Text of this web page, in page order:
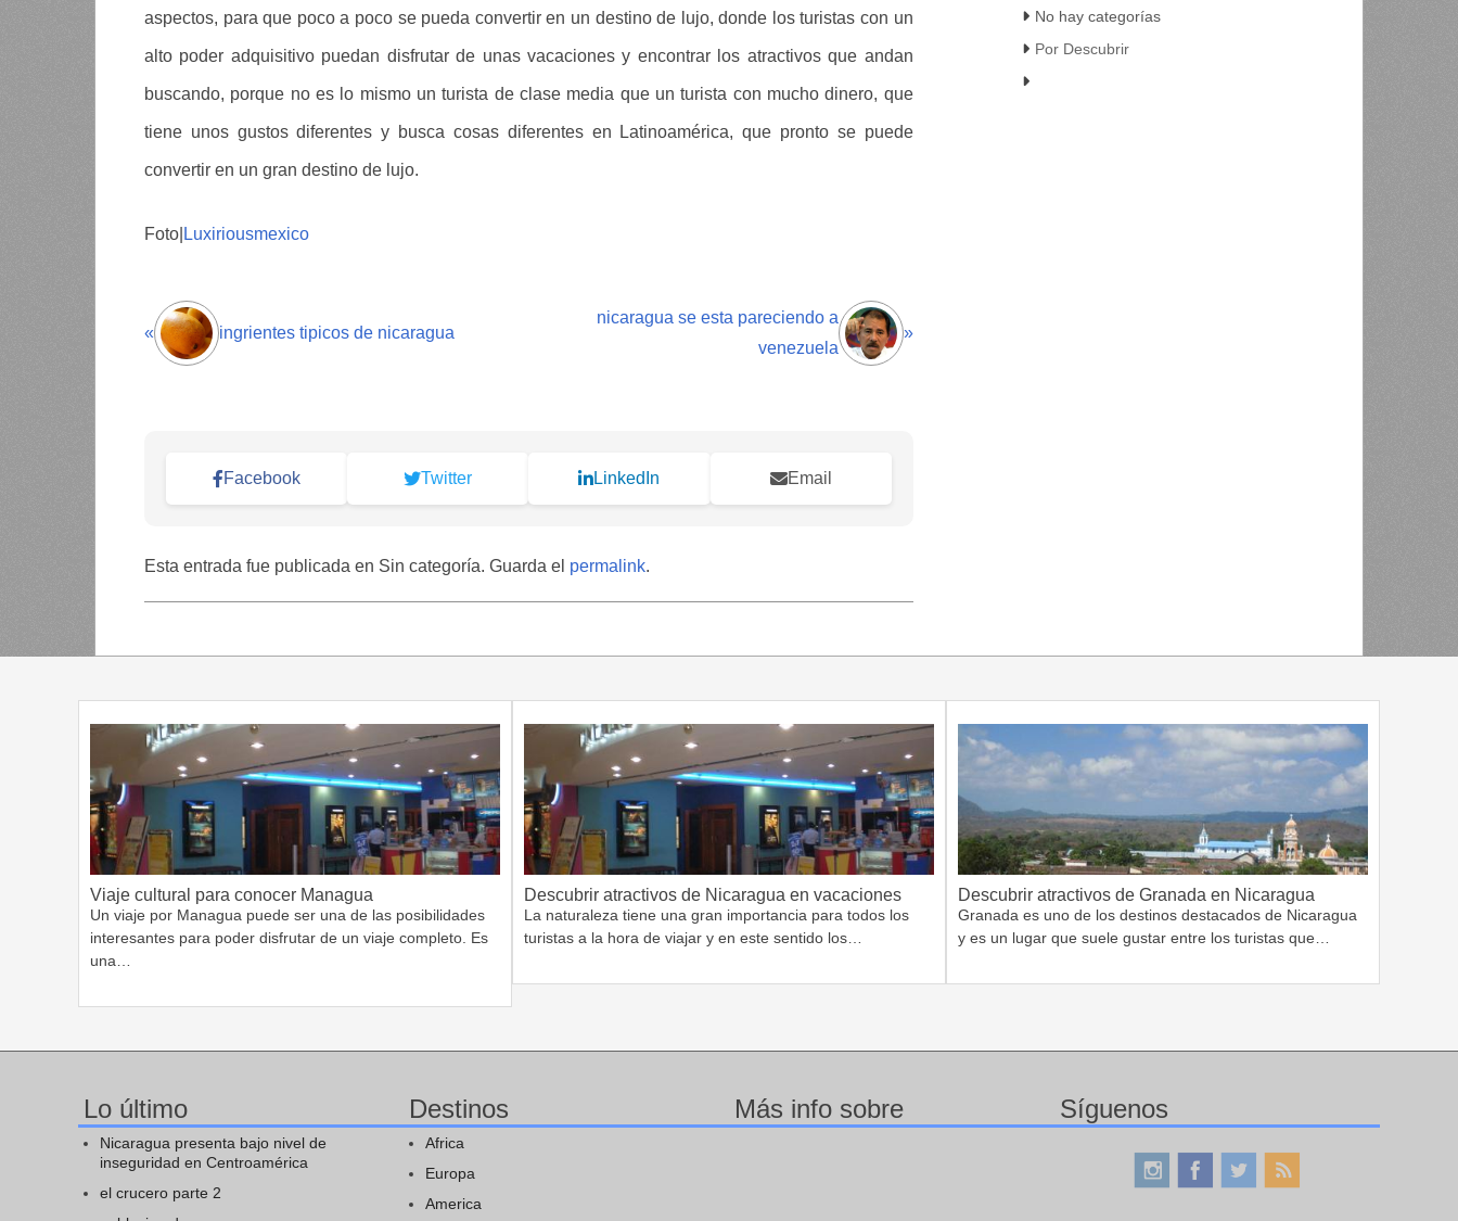
aspectos, para que poco a poco se pueda convertir en un destino de lujo, donde los turistas con un
alto poder adquisitivo puedan disfrutar de unas vacaciones y encontrar los atractivos que andan
buscando, porque no es lo mismo un turista de clase media que un turista con mucho dinero, que
tiene unos gustos diferentes y busca cosas diferentes en Latinoamérica, que pronto se puede
convertir en un gran destino de lujo.
Foto| Luxiriousmexico
« ingrientes tipicos de nicaragua
nicaragua se esta pareciendo a
venezuela
»
Facebook Twitter LinkedIn Email
Esta entrada fue publicada en Sin categoría. Guarda el permalink.
No hay categorías
Por Descubrir
Viaje cultural para conocer Managua
Un viaje por Managua puede ser una de las posibilidades
interesantes para poder disfrutar de un viaje completo. Es
una…
Descubrir atractivos de Nicaragua en vacaciones
La naturaleza tiene una gran importancia para todos los
turistas a la hora de viajar y en este sentido los…
Descubrir atractivos de Granada en Nicaragua
Granada es uno de los destinos destacados de Nicaragua
y es un lugar que suele gustar entre los turistas que…
Lo último
Nicaragua presenta bajo nivel de
inseguridad en Centroamérica
el crucero parte 2
Destinos
Africa
Europa
America
Más info sobre Síguenos